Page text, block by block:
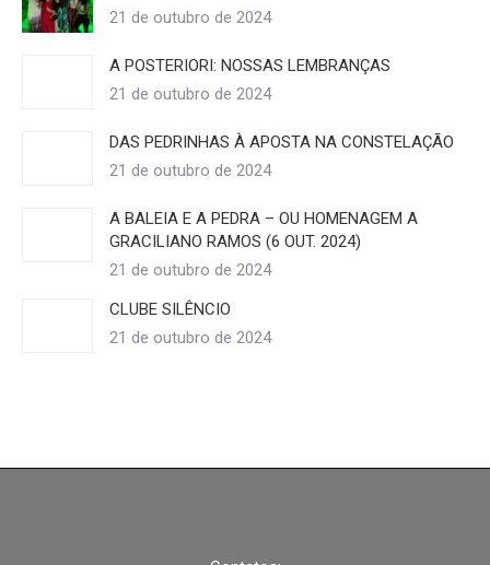
21 de outubro de 2024
A POSTERIORI: NOSSAS LEMBRANÇAS
21 de outubro de 2024
DAS PEDRINHAS À APOSTA NA CONSTELAÇÃO
21 de outubro de 2024
A BALEIA E A PEDRA – OU HOMENAGEM A
GRACILIANO RAMOS (6 OUT. 2024)
21 de outubro de 2024
CLUBE SILÊNCIO
21 de outubro de 2024